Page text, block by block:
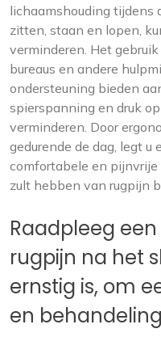
lichaamshouding tijdens
zitten, staan en lopen,
verminderen. Het
bureaus en andere
ondersteuning bieden
spierspanning en druk
verminderen. Door
gedurende de dag, legt u
comfortabele en
zult hebben van rugpijn
Raadpleeg
rugpijn na het
ernstig is, om
en